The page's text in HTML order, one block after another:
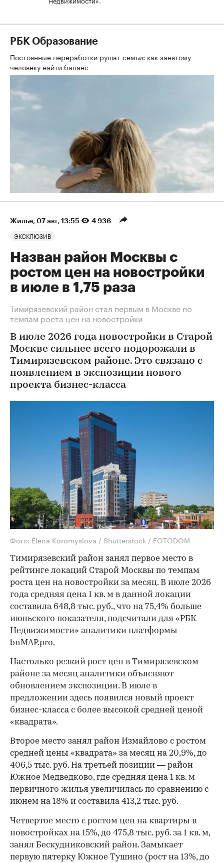
РБК Образование
Постоянные переработки рушат семьи: как занятому
человеку найти баланс
Жилье⁠, 07 авг, 13:55 4 936
ЭКСКЛЮЗИВ
Назван район Москвы с
ростом цен на новостройки
в июле в 1,75 раза
Тимирязевский район стал первым в Москве по
темпам роста цен на новостройки
В июле 2026 года новостройки в Старой
Москве сильнее всего подорожали в
Тимирязевском районе. Это связано с
появлением в экспозиции нового
проекта бизнес-класса
Фото: Elena Koromyslova / Shutterstock / FOTODOM
Тимирязевский район занял первое место в
рейтинге локаций Старой Москвы по темпам
роста цен на новостройки за месяц. В июле 2026
года средняя цена 1 кв. м в данной локации
составила 648,8 тыс. руб., что на 75,4% больше
июньского показателя, подсчитали для «РБК
Недвижимости» аналитики платформы
bnMAP.pro.
Настолько резкий рост цен в Тимирязевском
районе за месяц аналитики объясняют
обновлением экспозиции. В июле в
предложении здесь появился новый проект
бизнес-класса с более высокой средней ценой
«квадрата».
Второе место занял район Измайлово с ростом
средней цены «квадрата» за месяц на 20,9%, до
406,5 тыс. руб. На третьей позиции — район
Южное Медведково, где средняя цена 1 кв. м
первичного жилья увеличилась по сравнению с
июнем на 18% и составила 413,2 тыс. руб.
Четвертое место с ростом цен на квартиры в
новостройках на 15%, до 475,8 тыс. руб. за 1 кв. м,
занял Бескудниковский район. Замыкает
первую пятерку Южное Тушино (рост на 13%, до